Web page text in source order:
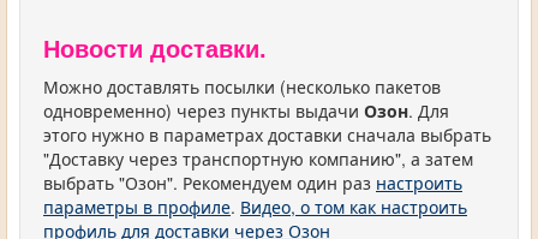
Новости доставки.
Можно доставлять посылки (несколько пакетов
одновременно) через пункты выдачи Озон. Для
этого нужно в параметрах доставки сначала выбрать
"Доставку через транспортную компанию", а затем
выбрать "Озон". Рекомендуем один раз настроить
параметры в профиле. Видео, о том как настроить
профиль для доставки через Озон